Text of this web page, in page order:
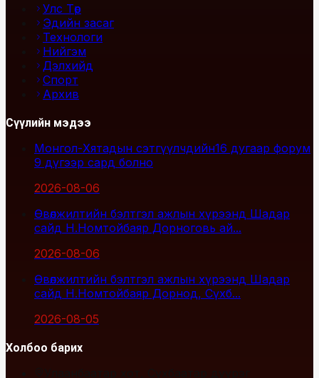
Улс Төр
Эдийн засаг
Технологи
Нийгэм
Дэлхийд
Спорт
Архив
Сүүлийн мэдээ
Монгол-Хятадын сэтгүүлчдийн16 дугаар форум
9 дүгээр сард болно
2026-08-06
Өвөлжилтийн бэлтгэл ажлын хүрээнд Шадар
сайд Н.Номтойбаяр Дорноговь ай...
2026-08-06
Өвөлжилтийн бэлтгэл ажлын хүрээнд Шадар
сайд Н.Номтойбаяр Дорнод, Сүхб...
2026-08-05
Холбоо барих